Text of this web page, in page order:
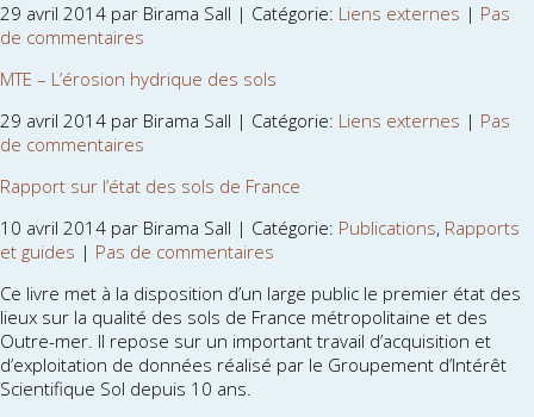
29 avril 2014 par Birama Sall | Catégorie: Liens externes | Pas
de commentaires
MTE – L’érosion hydrique des sols
29 avril 2014 par Birama Sall | Catégorie: Liens externes | Pas
de commentaires
Rapport sur l’état des sols de France
10 avril 2014 par Birama Sall | Catégorie: Publications, Rapports
et guides | Pas de commentaires
Ce livre met à la disposition d’un large public le premier état des
lieux sur la qualité des sols de France métropolitaine et des
Outre-mer. Il repose sur un important travail d’acquisition et
d’exploitation de données réalisé par le Groupement d’Intérêt
Scientifique Sol depuis 10 ans.